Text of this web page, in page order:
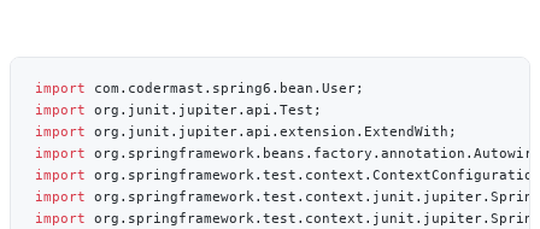
import
import
import
import
import
import
import